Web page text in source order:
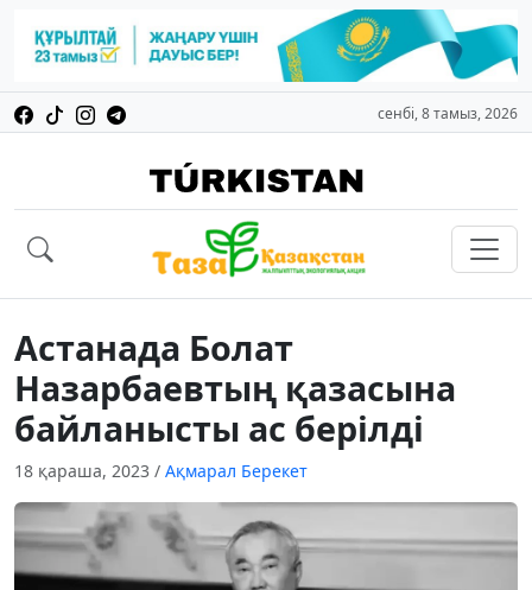
сенбі, 8 тамыз, 2026
Астанада Болат
Назарбаевтың қазасына
байланысты ас берілді
18 қараша, 2023 / Ақмарал Берекет